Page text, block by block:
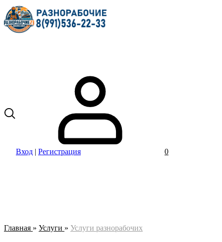
Вход | Регистрация 0
Главная » Услуги » Услуги разнорабочих